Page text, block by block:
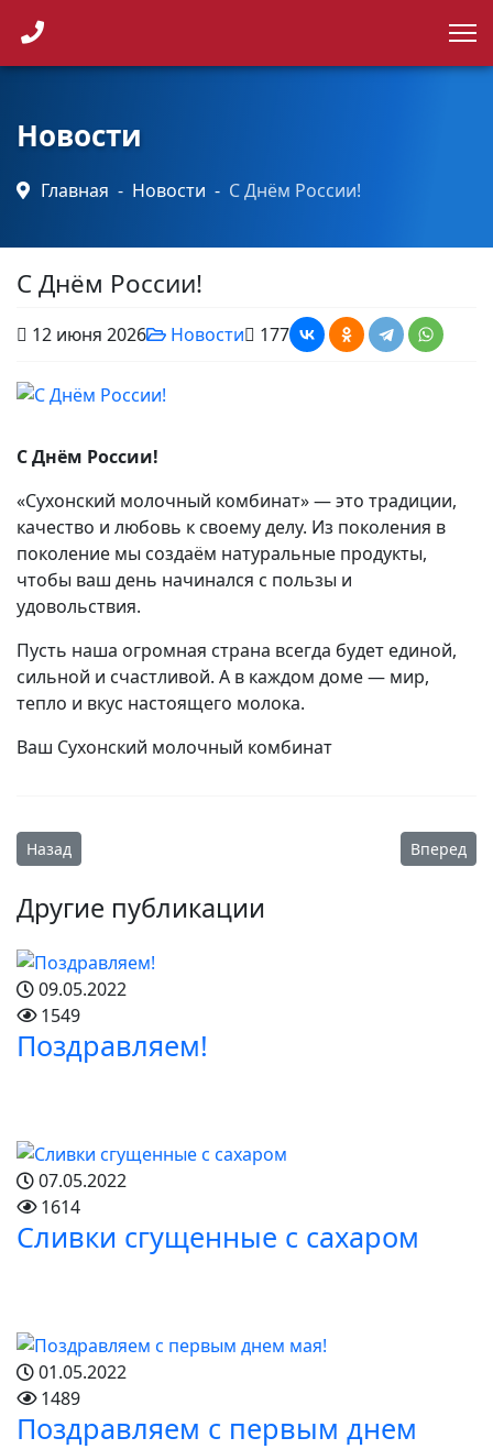
Точки продаж
Новости
Контакты
Новости
Главная Новости С Днём России!
С Днём России!
12 июня 2026 Новости 177
С Днём России!
«Сухонский молочный комбинат» — это традиции,
качество и любовь к своему делу. Из поколения в
поколение мы создаём натуральные продукты,
чтобы ваш день начинался с пользы и
удовольствия.
Пусть наша огромная страна всегда будет единой,
сильной и счастливой. А в каждом доме — мир,
тепло и вкус настоящего молока.
Ваш Сухонский молочный комбинат
Предыдущий: «Сделано на Вологодчине»
Назад Вперед
Другие публикации
09.05.2022
1549
Поздравляем!
07.05.2022
1614
Сливки сгущенные с сахаром
01.05.2022
1489
Поздравляем с первым днем